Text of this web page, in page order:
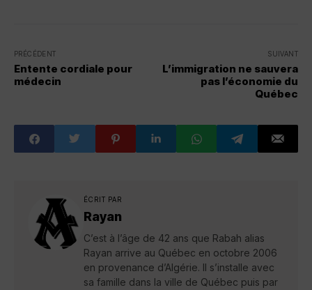
PRÉCÉDENT
Entente cordiale pour
médecin
SUIVANT
L’immigration ne sauvera
pas l’économie du
Québec
ÉCRIT PAR
Rayan
C’est à l’âge de 42 ans que Rabah alias
Rayan arrive au Québec en octobre 2006
en provenance d’Algérie. Il s’installe avec
sa famille dans la ville de Québec puis par